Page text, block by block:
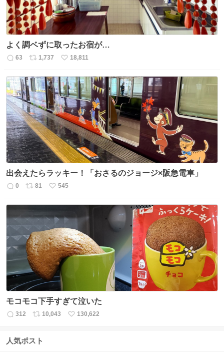
よく調ベずに取ったお宿が…
返
数
63
リ
ス
ト
数
1,737
い
ね
数
18,811
出会えたらラッキー！「おさるのジョージ×阪急電車」
返
0
リ
ス
ト
数
81
い
数
545
モコモコ下手すぎて泣いた
返
数
312
リ
ス
10,043
い
130,622
人気ポスト